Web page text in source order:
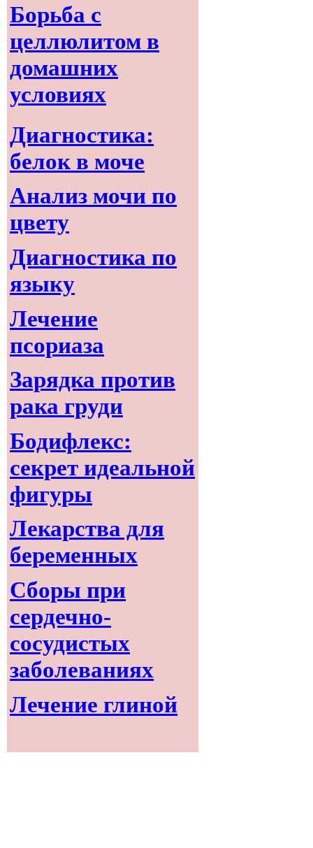
Борьба с
целлюлитом в
домашних
условиях
Диагностика:
белок в моче
Анализ мочи по
цвету
Диагностика по
языку
Лечение
псориаза
Зарядка против
рака груди
Бодифлекс:
секрет идеальной
фигуры
Лекарства для
беременных
Сборы при
сердечно-
сосудистых
заболеваниях
Лечение глиной